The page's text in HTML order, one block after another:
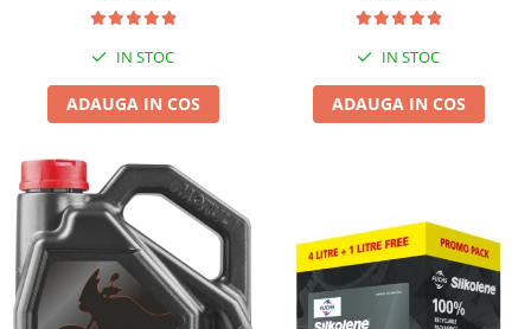
IN STOC
ADAUGA IN COS
IN STOC
ADAUGA IN COS